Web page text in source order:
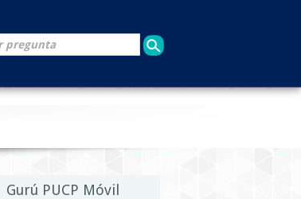
Gurú PUCP Móvil